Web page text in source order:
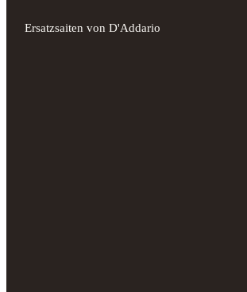
Ersatzsaiten von D'Addario